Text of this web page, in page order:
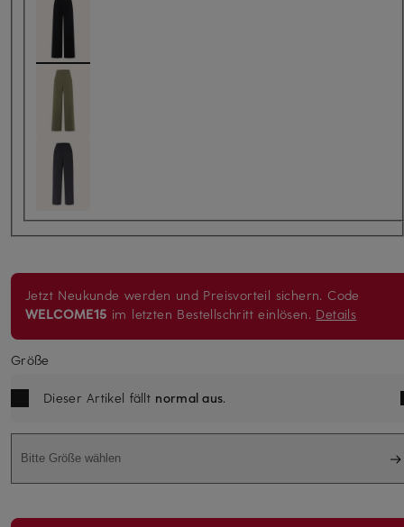
Jetzt Neukunde werden und Preisvorteil sichern. Code
WELCOME15 im letzten Bestellschritt einlösen. Details
Größe
Dieser Artikel fällt normal aus.
Bitte Größe wählen